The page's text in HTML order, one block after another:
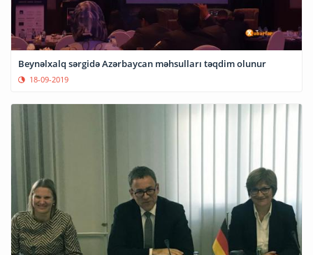
Beynəlxalq sərgidə Azərbaycan məhsulları təqdim olunur
18-09-2019